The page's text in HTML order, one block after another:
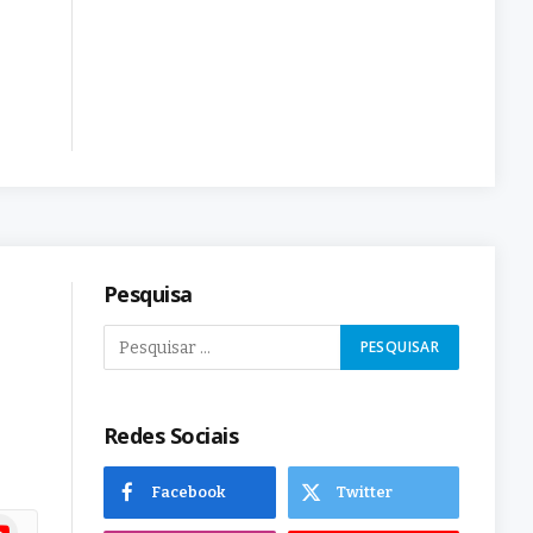
Pesquisa
Redes Sociais
Facebook Twitter